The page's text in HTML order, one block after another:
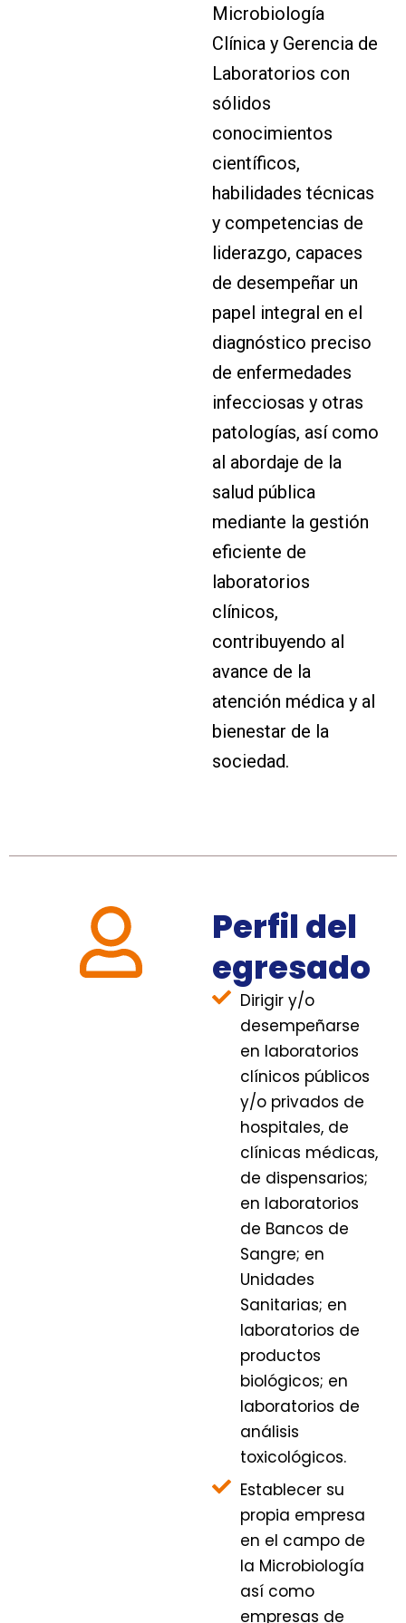
Microbiología
Clínica y Gerencia de
Laboratorios con
sólidos
conocimientos
científicos,
habilidades técnicas
y competencias de
liderazgo, capaces
de desempeñar un
papel integral en el
diagnóstico preciso
de enfermedades
infecciosas y otras
patologías, así como
al abordaje de la
salud pública
mediante la gestión
eficiente de
laboratorios
clínicos,
contribuyendo al
avance de la
atención médica y al
bienestar de la
sociedad.
Perfil del
egresado
Dirigir y/o
desempeñarse
en laboratorios
clínicos públicos
y/o privados de
hospitales, de
clínicas médicas,
de dispensarios;
en laboratorios
de Bancos de
Sangre; en
Unidades
Sanitarias; en
laboratorios de
productos
biológicos; en
laboratorios de
análisis
toxicológicos.
Establecer su
propia empresa
en el campo de
la Microbiología
así como
empresas de